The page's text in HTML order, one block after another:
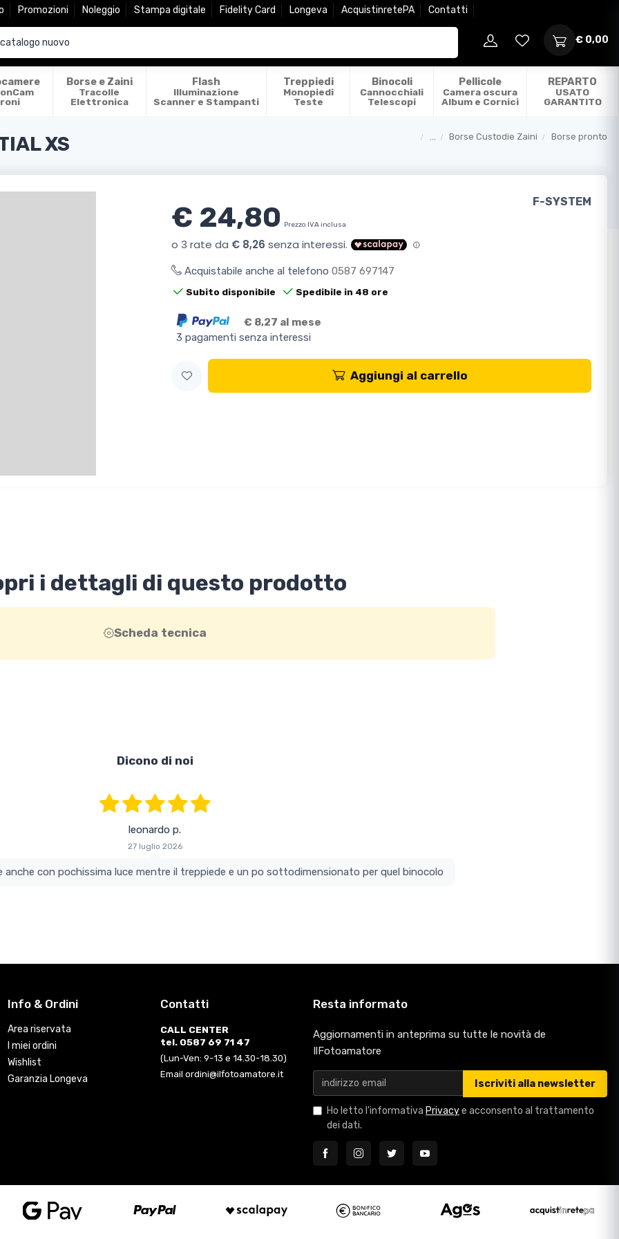
Promozioni Noleggio Stampa digitale Fidelity Card Longeva AcquistinretePA Contatti
€ 0,00
Borse e Zaini
Tracolle
Elettronica
Flash
Illuminazione
Scanner e Stampanti
Treppiedi
Monopiedi
Teste
Binocoli
Cannocchiali
Telescopi
Pellicole
Camera oscura
Album e Cornici
REPARTO
USATO
GARANTITO
Borse Custodie Zaini Borse pronto
XS
F-SYSTEM
€ 24,80 Prezzo IVA inclusa
Acquistabile anche al telefono 0587 697147
Subito disponibile Spedibile in 48 ore
€ 8,27 al mese
3 pagamenti senza interessi
Aggiungi al carrello
i dettagli di questo prodotto
Scheda tecnica
Dicono di noi
leonardo p.
27 luglio 2026
e perfetto si vede anche con pochissima luce mentre il treppiede e un po sottodimensionato per quel binocolo
Info & Ordini
Area riservata
I miei ordini
Wishlist
Garanzia Longeva
Contatti
CALL CENTER
tel. 0587 69 71 47
(Lun-Ven: 9-13 e 14.30-18.30)
Email ordini@ilfotoamatore.it
Resta informato
Aggiornamenti in anteprima su tutte le novità de
IlFotoamatore
Iscriviti alla newsletter
Ho letto l'informativa Privacye acconsento al trattamento
dei dati.